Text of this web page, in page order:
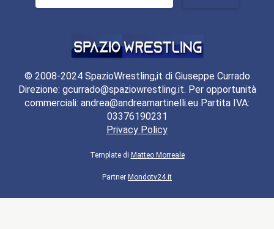
© 2008-2024 SpazioWrestling,it di Giuseppe Currado
Direzione: gcurrado@spaziowrestling.it. Per opportunità
commerciali: andrea@andreamartinelli.eu Partita IVA:
03376190231
Privacy Policy
Template di Matteo Morreale
Partner Mondotv24.it